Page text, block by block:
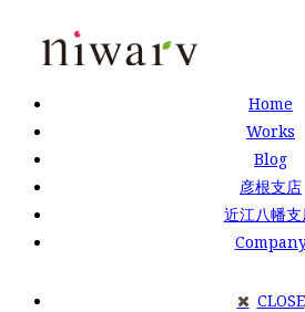
Home
Works
Blog
彦根支店
近江八幡
CLOSE